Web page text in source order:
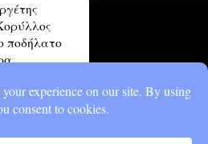
ποδήλατο
τον πολιτισμό